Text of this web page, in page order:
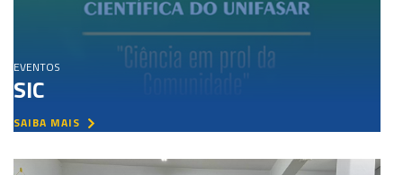
EVENTOS
SIC
SAIBA MAIS